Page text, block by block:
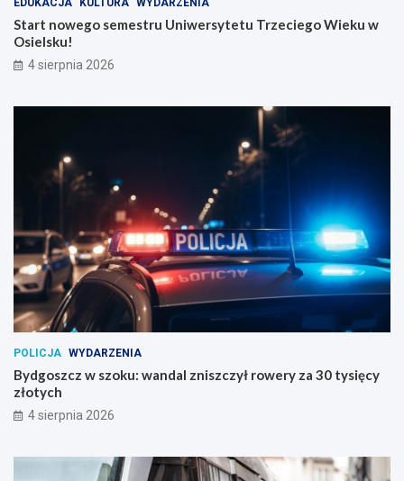
EDUKACJA KULTURA WYDARZENIA
Start nowego semestru Uniwersytetu Trzeciego Wieku w
Osielsku!
4 sierpnia 2026
POLICJA WYDARZENIA
Bydgoszcz w szoku: wandal zniszczył rowery za 30 tysięcy
złotych
4 sierpnia 2026